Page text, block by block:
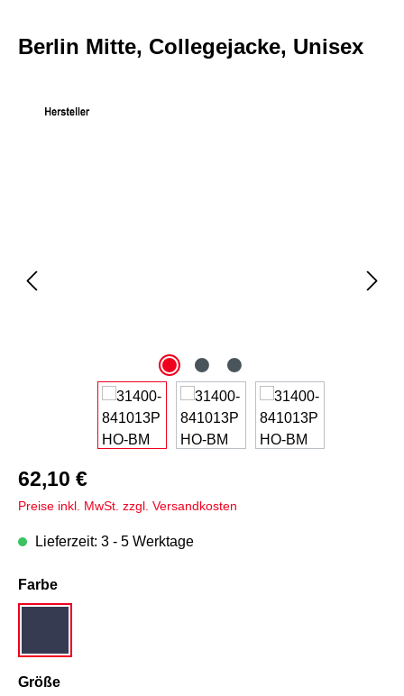
Berlin Mitte, Collegejacke, Unisex
62,10 €
Preise inkl. MwSt. zzgl. Versandkosten
Lieferzeit: 3 - 5 Werktage
Farbeauswählen
Größeauswählen